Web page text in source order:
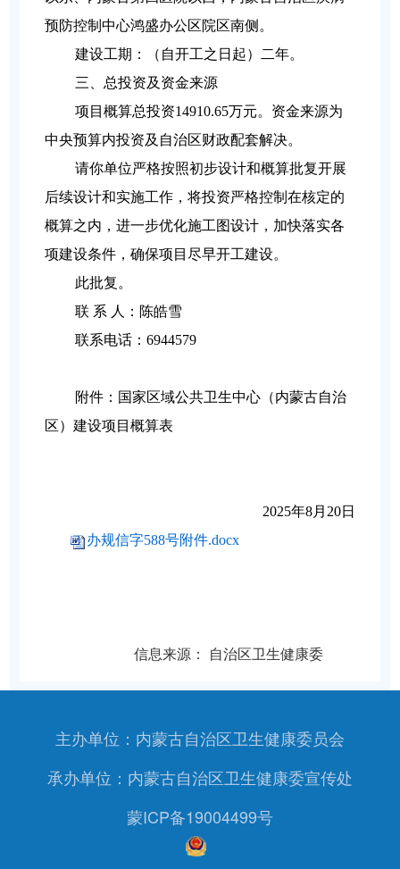
预防控制中心鸿盛办公区院区南侧。
建设工期：（自开工之日起）二年。
三、总投资及资金来源
项目概算总投资14910.65万元。资金来源为
中央预算内投资及自治区财政配套解决。
请你单位严格按照初步设计和概算批复开展
后续设计和实施工作，将投资严格控制在核定的
概算之内，进一步优化施工图设计，加快落实各
项建设条件，确保项目尽早开工建设。
此批复。
联 系 人：陈皓雪
联系电话：6944579
附件：国家区域公共卫生中心（内蒙古自治
区）建设项目概算表
2025年8月20日
办规信字588号附件.docx
信息来源： 自治区卫生健康委
主办单位：内蒙古自治区卫生健康委员会
承办单位：内蒙古自治区卫生健康委宣传处
蒙ICP备19004499号